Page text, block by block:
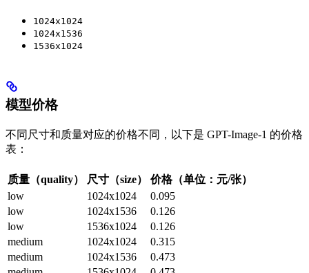
1024x1024
1024x1536
1536x1024
模型价格
不同尺寸和质量对应的价格不同，以下是 GPT-Image-1 的价格
表：
质量（quality） 尺寸（size）
价格（单位：元/张）
low
1024x1024
0.095
low
1024x1536
0.126
low
1536x1024
0.126
medium
1024x1024
0.315
medium
1024x1536
0.473